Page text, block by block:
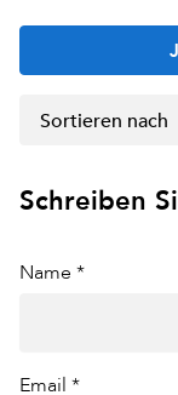
Sortieren nach
Schreiben
Name *
Email *